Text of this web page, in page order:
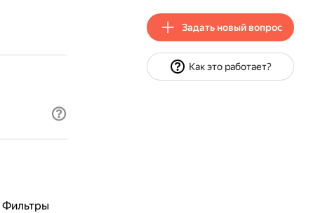
Фильтры
Задать новый вопрос
Как это работает?